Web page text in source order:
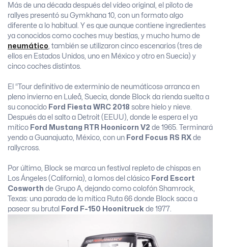
Más de una década después del vídeo original, el piloto de
rallyes presentó su Gymkhana 10, con un formato algo
diferente a lo habitual. Y es que aunque contiene ingredientes
ya conocidos como coches muy bestias, y mucho humo de
neumático , también se utilizaron cinco escenarios (tres de
ellos en Estados Unidos, uno en México y otro en Suecia) y
cinco coches distintos.
El “Tour definitivo de exterminio de neumáticos» arranca en
pleno invierno en Luleå, Suecia, donde Block da rienda suelta a
su conocido Ford Fiesta WRC 2018 sobre hielo y nieve.
Después da el salto a Detroit (EEUU), donde le espera el ya
mítico Ford Mustang RTR Hoonicorn V2 de 1965. Terminará
yendo a Guanajuato, México, con un Ford Focus RS RX de
rallycross.
Por último, Block se marca un festival repleto de chispas en
Los Ángeles (California), a lomos del clásico Ford Escort
Cosworth de Grupo A, dejando como colofón Shamrock,
Texas: una parada de la mítica Ruta 66 donde Block saca a
pasear su brutal
Ford F-150 Hoonitruck de 1977.